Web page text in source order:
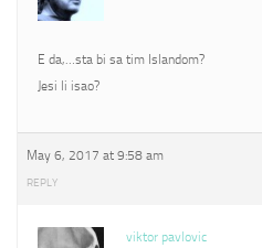
E da,…sta bi sa tim Islandom?
Jesi li isao?
May 6, 2017 at 9:58 am
REPLY
viktor pavlovic